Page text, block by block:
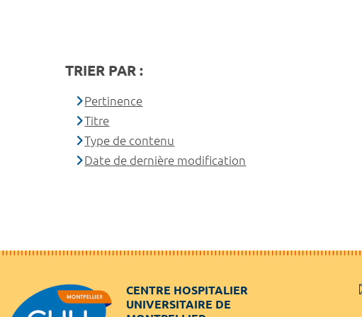
TRIER PAR :
Pertinence
Titre
Type de contenu
Date de dernière modification
CENTRE HOSPITALIER
UNIVERSITAIRE DE